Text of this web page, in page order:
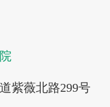
薇北路299号